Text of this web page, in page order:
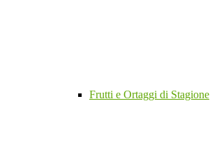
Frutti e Ortaggi di Stagione